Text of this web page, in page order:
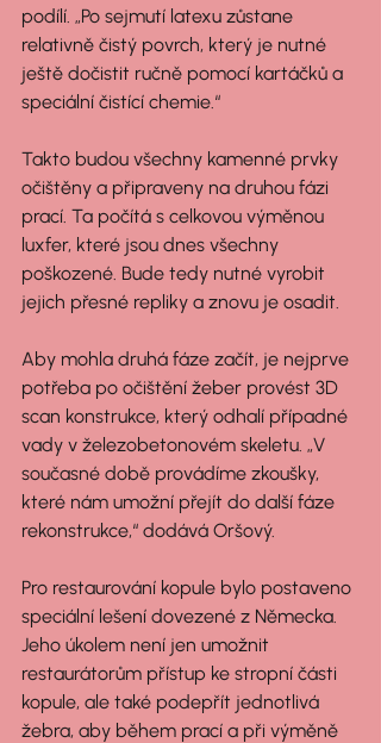
podílí. „Po sejmutí latexu zůstane
relativně čistý povrch, který je nutné
ještě dočistit ručně pomocí kartáčků a
speciální čistící chemie.“
Takto budou všechny kamenné prvky
očištěny a připraveny na druhou fázi
prací. Ta počítá s celkovou výměnou
luxfer, které jsou dnes všechny
poškozené. Bude tedy nutné vyrobit
jejich přesné repliky a znovu je osadit.
Aby mohla druhá fáze začít, je nejprve
potřeba po očištění žeber provést 3D
scan konstrukce, který odhalí případné
vady v železobetonovém skeletu. „V
současné době provádíme zkoušky,
které nám umožní přejít do další fáze
rekonstrukce,“ dodává Oršový.
Pro restaurování kopule bylo postaveno
speciální lešení dovezené z Německa.
Jeho úkolem není jen umožnit
restaurátorům přístup ke stropní části
kopule, ale také podepřít jednotlivá
žebra, aby během prací a při výměně